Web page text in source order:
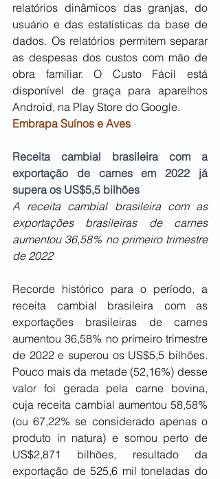
relatórios dinâmicos das granjas, do
usuário e das estatísticas da base de
dados. Os relatórios permitem separar
as despesas dos custos com mão de
obra familiar. O Custo Fácil está
disponível de graça para aparelhos
Android, na Play Store do Google.
Embrapa Suínos e Aves
Receita cambial brasileira com a
exportação de carnes em 2022 já
supera os US$5,5 bilhões
A receita cambial brasileira com as
exportações brasileiras de carnes
aumentou 36,58% no primeiro trimestre
de 2022
Recorde histórico para o período, a
receita cambial brasileira com as
exportações brasileiras de carnes
aumentou 36,58% no primeiro trimestre
de 2022 e superou os US$5,5 bilhões.
Pouco mais da metade (52,16%) desse
valor foi gerada pela carne bovina,
cuja receita cambial aumentou 58,58%
(ou 67,22% se considerado apenas o
produto in natura) e somou perto de
US$2,871 bilhões, resultado da
exportação de 525,6 mil toneladas do